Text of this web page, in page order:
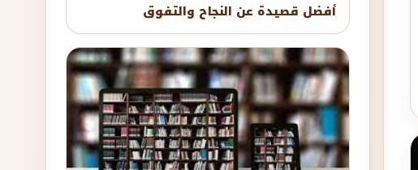
أفضل قصيدة عن النجاح والتفوق